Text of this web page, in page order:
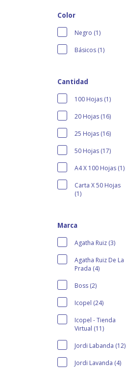
Color
Negro (1)
Básicos (1)
Cantidad
100 Hojas (1)
20 Hojas (16)
25 Hojas (16)
50 Hojas (17)
A4 X 100 Hojas (1)
Carta X 50 Hojas
(1)
Marca
Agatha Ruiz (3)
Agatha Ruiz De La
Prada (4)
Boss (2)
Icopel (24)
Icopel - Tienda
Virtual (11)
Jordi Labanda (12)
Jordi Lavanda (4)